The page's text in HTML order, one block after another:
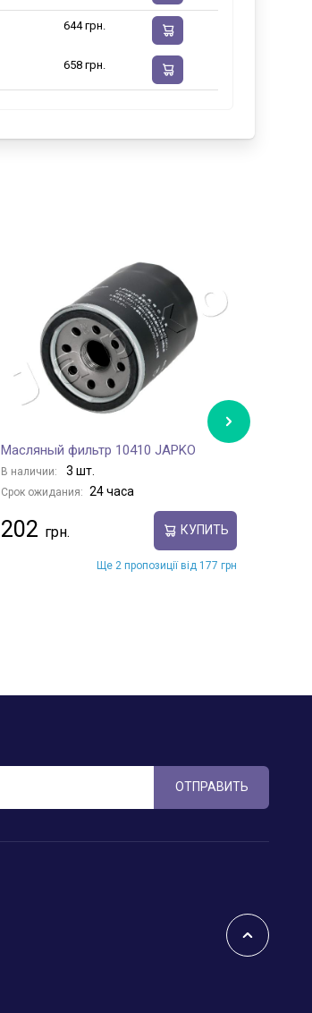
644 грн.
658 грн.
Масляный фильтр 10410 JAPKO
В наличии: 3 шт.
Срок ожидания: 24 часа
202 КУПИТЬ
Ще 2 пропозиції від 177 грн
ОТПРАВИТЬ